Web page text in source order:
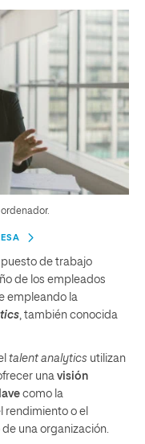
de trabajo
de los empleados
empleando la
, también conocida
talent analytics utilizan
una visión
como la
rendimiento o el
una organización.